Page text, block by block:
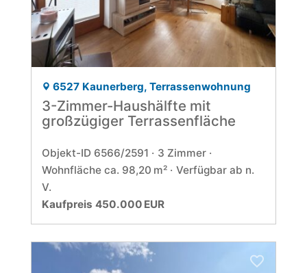
6527 Kaunerberg, Terrassenwohnung
3-Zimmer-Haushälfte mit
großzügiger Terrassenfläche
Objekt-ID 6566/2591
3 Zimmer
Wohnfläche ca. 98,20 m²
Verfügbar ab n.
V.
Kaufpreis 450.000 EUR